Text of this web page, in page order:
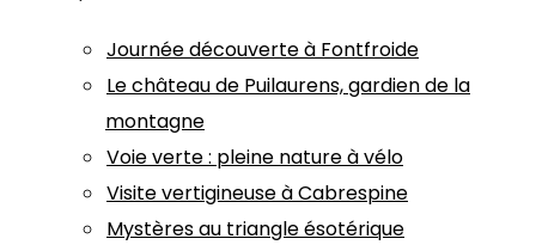
Journée découverte à Fontfroide
Le château de Puilaurens, gardien de la
montagne
Voie verte : pleine nature à vélo
Visite vertigineuse à Cabrespine
Mystères au triangle ésotérique